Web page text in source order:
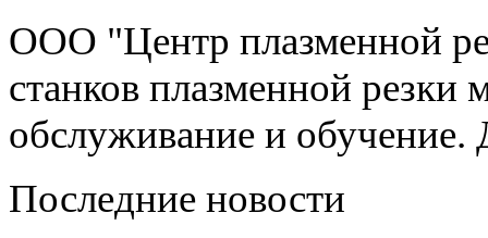
ООО "Центр плазменной
станков плазменной резки
обслуживание и обучение.
Последние новости